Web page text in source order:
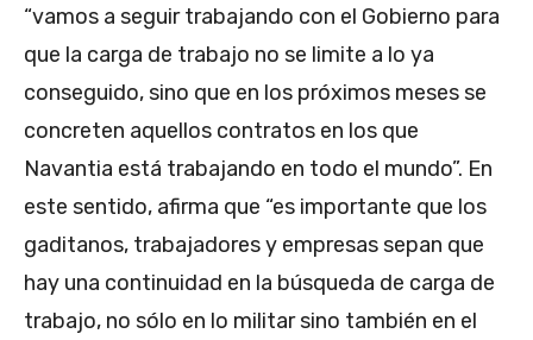
“vamos a seguir trabajando con el Gobierno para
que la carga de trabajo no se limite a lo ya
conseguido, sino que en los próximos meses se
concreten aquellos contratos en los que
Navantia está trabajando en todo el mundo”. En
este sentido, afirma que “es importante que los
gaditanos, trabajadores y empresas sepan que
hay una continuidad en la búsqueda de carga de
trabajo, no sólo en lo militar sino también en el